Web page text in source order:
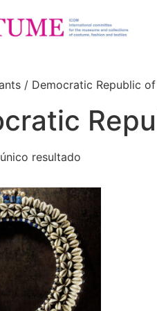
/ Democratic Republic
resultado